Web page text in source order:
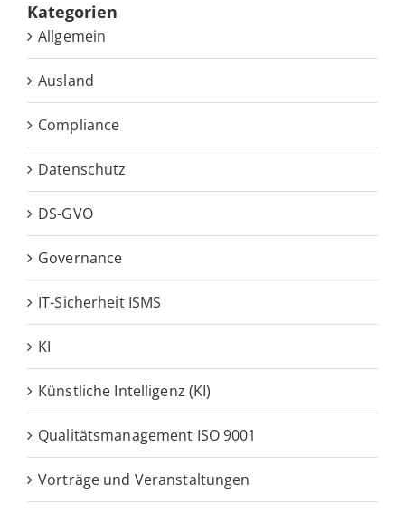
Ka­te­go­rien
Allgemein
Ausland
Compliance
Datenschutz
DS-GVO
Governance
IT-Sicherheit ISMS
KI
Künstliche Intelligenz (KI)
Qualitätsmanagement ISO 9001
Vorträge und Veranstaltungen